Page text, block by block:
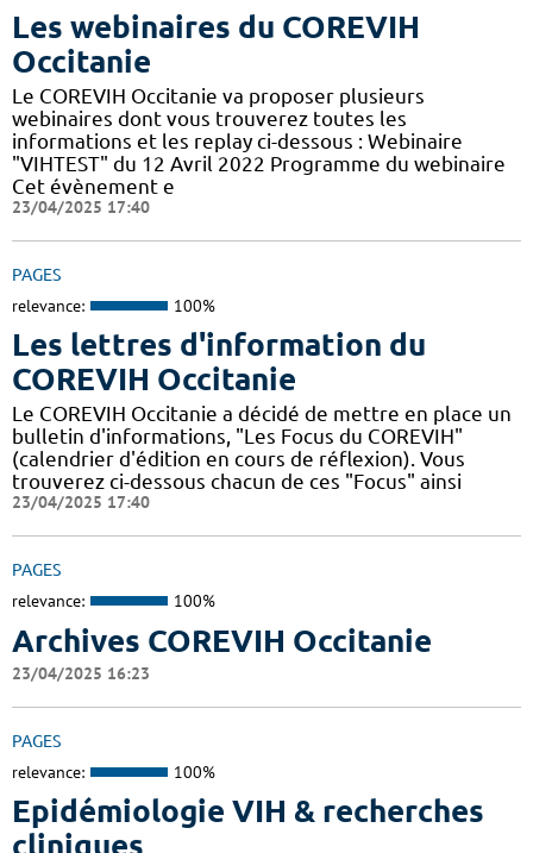
Les webinaires du COREVIH
Occitanie
Le COREVIH Occitanie va proposer plusieurs
webinaires dont vous trouverez toutes les
informations et les replay ci-dessous : Webinaire
"VIHTEST" du 12 Avril 2022 Programme du webinaire
Cet évènement e
23/04/2025 17:40
PAGES
relevance: 100%
Les lettres d'information du
COREVIH Occitanie
Le COREVIH Occitanie a décidé de mettre en place un
bulletin d'informations, "Les Focus du COREVIH"
(calendrier d'édition en cours de réflexion). Vous
trouverez ci-dessous chacun de ces "Focus" ainsi
23/04/2025 17:40
PAGES
relevance: 100%
Archives COREVIH Occitanie
23/04/2025 16:23
PAGES
relevance: 100%
Epidémiologie VIH & recherches
cliniques